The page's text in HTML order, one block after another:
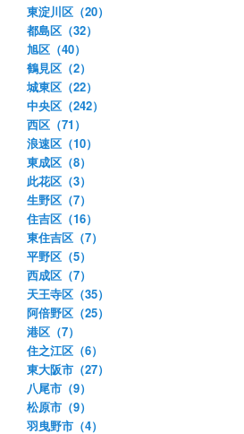
東淀川区（20）
都島区（32）
旭区（40）
鶴見区（2）
城東区（22）
中央区（242）
西区（71）
浪速区（10）
東成区（8）
此花区（3）
生野区（7）
住吉区（16）
東住吉区（7）
平野区（5）
西成区（7）
天王寺区（35）
阿倍野区（25）
港区（7）
住之江区（6）
東大阪市（27）
八尾市（9）
松原市（9）
羽曳野市（4）